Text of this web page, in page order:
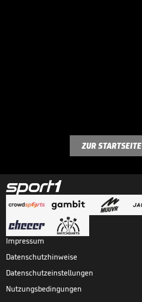
ZUR STARTSEITE
Impressum
Datenschutzhinweise
Datenschutzeinstellungen
Nutzungsbedingungen